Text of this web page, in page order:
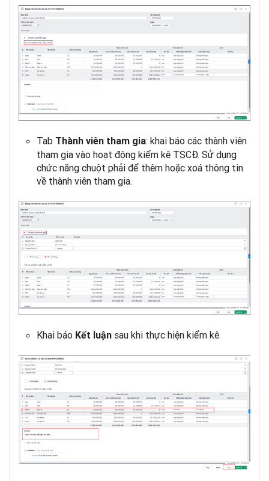
Tab Thành viên tham gia: khai báo các thành viên
tham gia vào hoạt động kiểm kê TSCĐ. Sử dụng
chức năng chuột phải để thêm hoặc xoá thông tin
về thành viên tham gia.
Khai báo Kết luận sau khi thực hiện kiểm kê.